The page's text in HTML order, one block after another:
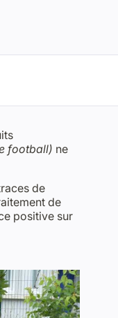
football) ne
de
de
positive sur